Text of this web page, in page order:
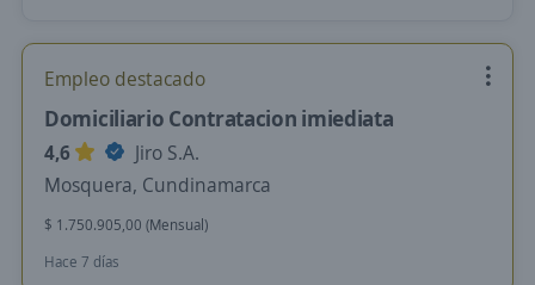
Empleo destacado
Domiciliario Contratacion imiediata
4,6
Jiro S.A.
Mosquera, Cundinamarca
$ 1.750.905,00 (Mensual)
Hace 7 días